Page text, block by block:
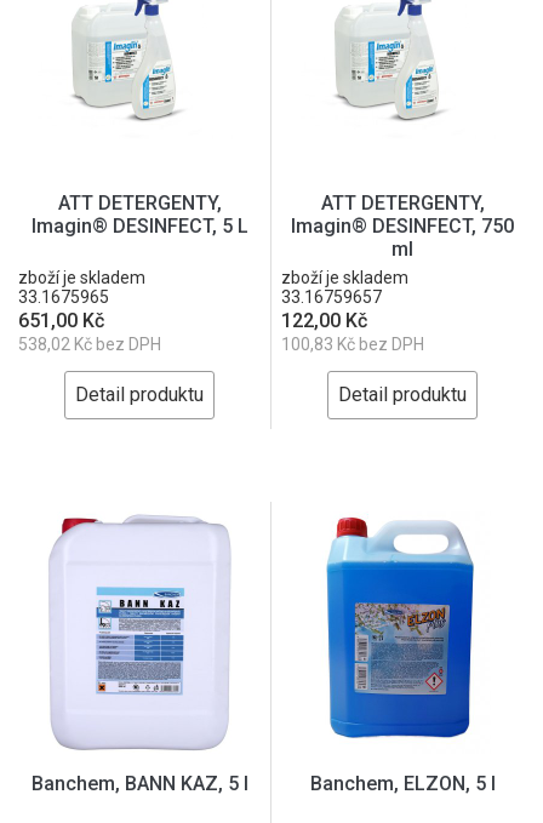
ATT DETERGENTY,
Imagin® DESINFECT, 5 L
zboží je skladem
33.1675965
651,00 Kč
538,02 Kč bez DPH
Detail produktu
ATT DETERGENTY,
Imagin® DESINFECT, 750
ml
zboží je skladem
33.16759657
122,00 Kč
100,83 Kč bez DPH
Detail produktu
Banchem, BANN KAZ, 5 l Banchem, ELZON, 5 l